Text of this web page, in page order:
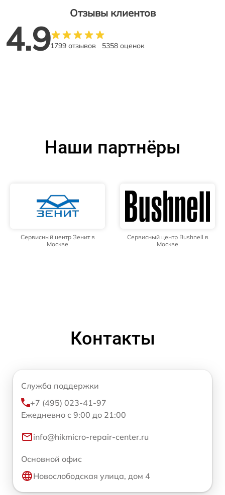
Отзывы клиентов
4.91799 отзывов 5358 оценок
Наши партнёры
Сервисный центр Зенит в
Москве
Сервисный центр Bushnell в
Москве
Контакты
Служба поддержки
+7 (495) 023-41-97
Ежедневно с 9:00 до 21:00
info@hikmicro-repair-center.ru
Основной офис
Новослободская улица, дом 4